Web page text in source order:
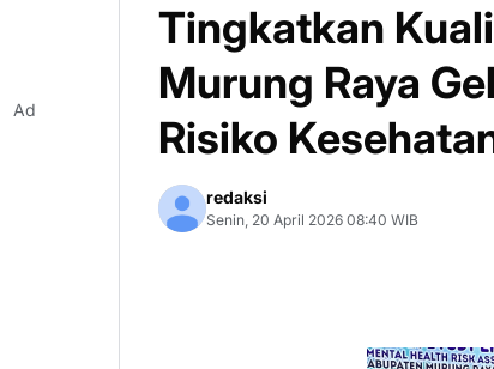
Tingkatkan
Murung Raya
Risiko
redaksi
Senin, 20 April 2026 08:40 WIB
Ad